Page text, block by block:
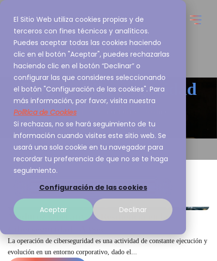
El Sitio Web utiliza cookies propias y de
terceros con fines técnicos y analíticos.
Puedes aceptar todas las cookies haciendo
clic en el botón "Aceptar", puedes rechazarlas
haciendo clic en el botón “Declinar” o
configurar las que consideres seleccionando
el botón "Configuración de las cookies". Para
más información, por favor, visita nuestra
Política de Cookies
Si rechazas, no se hará seguimiento de tu
información cuando visites este sitio web. Se
usará una sola cookie en tu navegador para
recordar tu preferencia de que no se te haga
seguimiento.
Configuración de las cookies
Aceptar Declinar
Blog deCiberseguridad
Esto es lo que nos apasiona y queremos
compartirlo contigo
Madurez Operativa y Resiliencia en la
La operación de ciberseguridad es una actividad de constante ejecución y
evolución en un entorno corporativo, dado el...